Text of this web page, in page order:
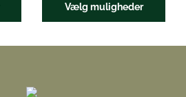
Vælg muligheder